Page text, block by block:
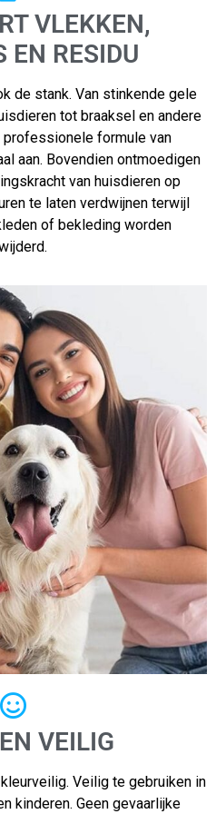
VLEKKEN,
EN RESIDU
de stank. Van stinkende gele
tot braaksel en andere
formule van
aan. Bovendien ontmoedigen
van huisdieren op
te laten verdwijnen terwijl
of bekleding worden
VEILIG
Veilig te gebruiken in
kinderen. Geen gevaarlijke